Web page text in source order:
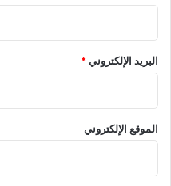
البريد الإلكتروني*
الموقع الإلكتروني